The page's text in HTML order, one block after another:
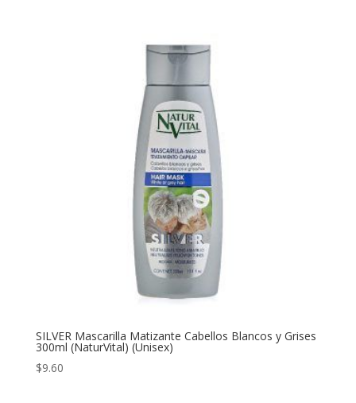
SILVER Mascarilla Matizante Cabellos Blancos y Grises
300ml (NaturVital) (Unisex)
$9.60